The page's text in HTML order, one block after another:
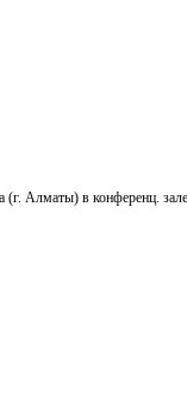
Алматы) в конференц.